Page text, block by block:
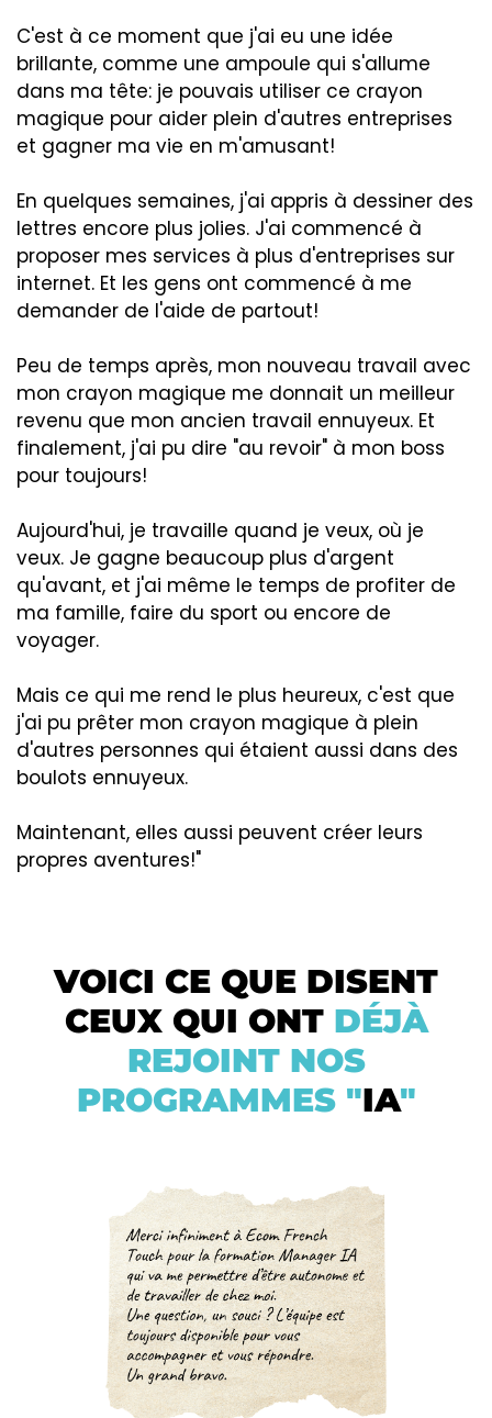
C'est à ce moment que j'ai eu une idée
brillante, comme une ampoule qui s'allume
dans ma tête: je pouvais utiliser ce crayon
magique pour aider plein d'autres entreprises
et gagner ma vie en m'amusant!
En quelques semaines, j'ai appris à dessiner des
lettres encore plus jolies. J'ai commencé à
proposer mes services à plus d'entreprises sur
internet. Et les gens ont commencé à me
demander de l'aide de partout!
Peu de temps après, mon nouveau travail avec
mon crayon magique me donnait un meilleur
revenu que mon ancien travail ennuyeux. Et
finalement, j'ai pu dire "au revoir" à mon boss
pour toujours!
Aujourd'hui, je travaille quand je veux, où je
veux. Je gagne beaucoup plus d'argent
qu'avant, et j'ai même le temps de profiter de
ma famille, faire du sport ou encore de
voyager.
Mais ce qui me rend le plus heureux, c'est que
j'ai pu prêter mon crayon magique à plein
d'autres personnes qui étaient aussi dans des
boulots ennuyeux.
Maintenant, elles aussi peuvent créer leurs
propres aventures!"
VOICI CE QUE DISENT
CEUX QUI ONT DÉJÀ
REJOINT NOS
PROGRAMMES "IA"